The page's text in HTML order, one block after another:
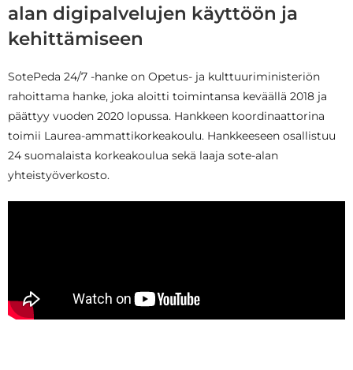
alan digipalvelujen käyttöön ja
kehittämiseen​
SotePeda 24/7 -hanke on Opetus- ja kulttuuriministeriön
rahoittama hanke, joka aloitti toimintansa keväällä 2018 ja
päättyy vuoden 2020 lopussa. Hankkeen koordinaattorina
toimii Laurea-ammattikorkeakoulu. Hankkeeseen osallistuu
24 suomalaista korkeakoulua sekä laaja sote-alan
yhteistyöverkosto.